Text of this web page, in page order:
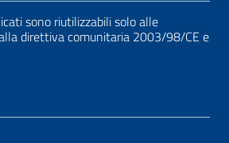
sono riutilizzabili solo alle
direttiva comunitaria 2003/98/CE e